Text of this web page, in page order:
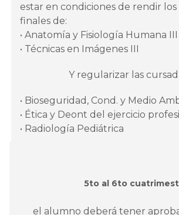
estar en condiciones de rendir
finales de:
• Anatomía y Fisiología Humana III
• Técnicas en Imágenes III
Y regularizar las
• Bioseguridad, Cond. y Medio
• Ética y Deont del ejercicio
• Radiología Pediátrica
5to al 6to
el alumno deberá tener